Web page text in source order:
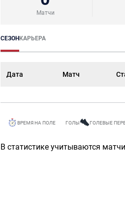
Матчи
СЕЗОНКАРЬЕРА
Дата Матч
ВРЕМЯ НА ПОЛЕ ГОЛЫ ГОЛЕВЫЕ
В статистике учитываются